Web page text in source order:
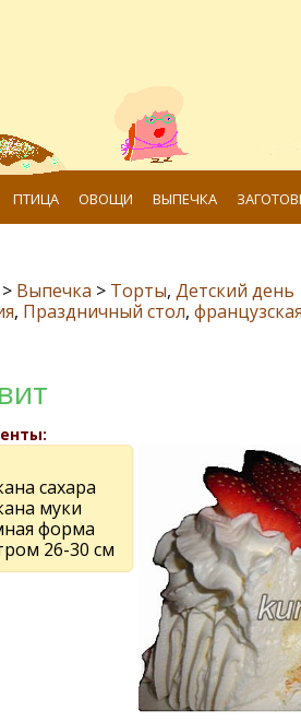
ПТИЦА ОВОЩИ ВЫПЕЧКА
> Выпечка > Торты, Детский день
, Праздничный стол, французская
сахара
муки
форма
26-30 см